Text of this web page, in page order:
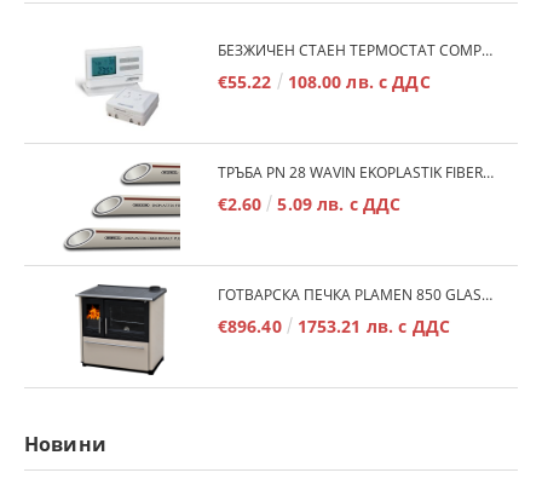
БЕЗЖИЧЕН СТАЕН ТЕРМОСТАТ COMPUTHERM Q7RF
€55.22 108.00 лв. с ДДС
ТРЪБА PN 28 WAVIN EKOPLASTIK FIBER BASALT PLUS - 3М/БР.
€2.60 5.09 лв. с ДДС
ГОТВАРСКА ПЕЧКА PLAMEN 850 GLAS 11KW
€896.40 1753.21 лв. с ДДС
Новини